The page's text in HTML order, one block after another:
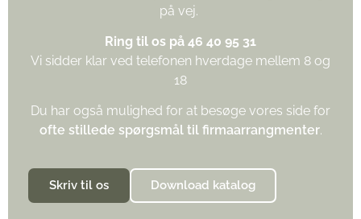
på vej.
Ring til os på 46 40 95 31
Vi sidder klar ved telefonen hverdage mellem 8 og
18
Du har også mulighed for at besøge vores side for
ofte stillede spørgsmål til firmaarrangmenter.
Skriv til os Download katalog